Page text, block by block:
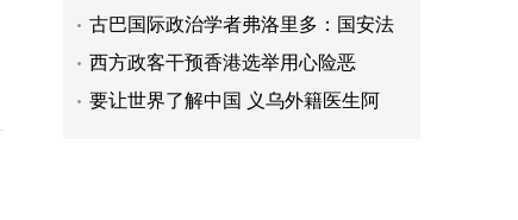
古巴国际政治学者弗洛里多：国安法
西方政客干预香港选举用心险恶
要让世界了解中国 义乌外籍医生阿